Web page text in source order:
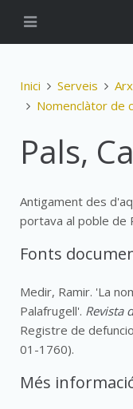
Inici Serveis
Nomenclàtor de
Pals,
Antigament des
portava al poble de
Fonts
Medir, Ramir. 'La
Palafrugell'. Revista
Registre de
01-1760).
Més